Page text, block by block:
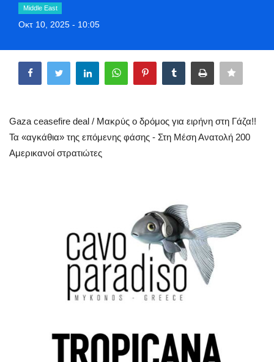
Entertainment
Mykonos
Mykonos Ticker TV
Sport
Σεβασμιώτατος Δωρόθεος Β’
Middle East
Οκτ 10, 2025 - 10:05
Gaza ceasefire deal / Μακρύς ο δρόμος για ειρήνη στη Γάζα!!
Τα «αγκάθια» της επόμενης φάσης - Στη Μέση Ανατολή 200
Αμερικανοί στρατιώτες